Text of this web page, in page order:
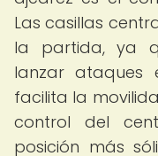
Las casillas
la partida, ya
lanzar ataques
facilita la
control del
posición más